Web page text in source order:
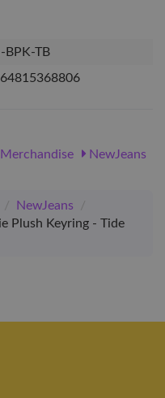
BPK-TB
Merchandise
NewJeans
/ NewJeans
/
Plush Keyring - Tide